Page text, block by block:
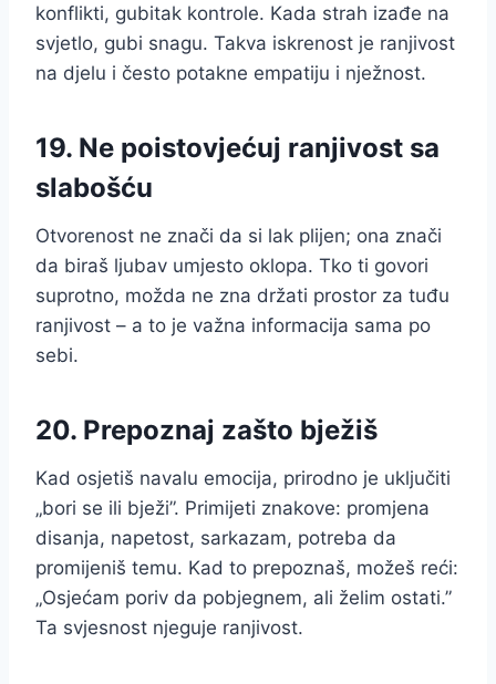
konflikti, gubitak kontrole. Kada strah izađe na
svjetlo, gubi snagu. Takva iskrenost je ranjivost
na djelu i često potakne empatiju i nježnost.
19. Ne poistovjećuj ranjivost sa
slabošću
Otvorenost ne znači da si lak plijen; ona znači
da biraš ljubav umjesto oklopa. Tko ti govori
suprotno, možda ne zna držati prostor za tuđu
ranjivost – a to je važna informacija sama po
sebi.
20. Prepoznaj zašto bježiš
Kad osjetiš navalu emocija, prirodno je uključiti
„bori se ili bježi”. Primijeti znakove: promjena
disanja, napetost, sarkazam, potreba da
promijeniš temu. Kad to prepoznaš, možeš reći:
„Osjećam poriv da pobjegnem, ali želim ostati.”
Ta svjesnost njeguje ranjivost.